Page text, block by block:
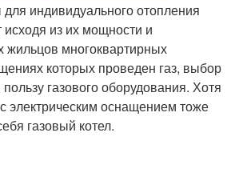
индивидуального отопления
из их мощности и
жильцов многоквартирных
которых проведен газ, выбор
газового оборудования. Хотя
электрическим оснащением тоже
газовый котел.